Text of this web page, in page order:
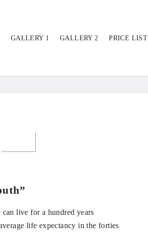
GALLERY 1 GALLERY 2 PRICE LIST
can live for a hundred years
life expectancy in the forties